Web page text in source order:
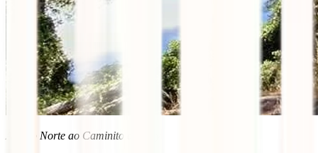
Acesso Norte ao Caminito del Rey